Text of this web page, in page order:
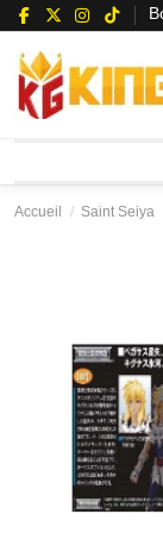
Accueil Saint Seiya